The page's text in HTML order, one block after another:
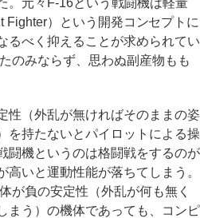
元々F-16という戦闘機は軽量
Fighter）という開発コンセプトに
るべく抑えることが求められてい
のみならず、思わぬ副産物もも
（外乱が無ければそのままの姿
を持たないとパイロットによる操
闘機というのは格闘戦をするのが
いと運動性能が落ちてしまう。
が負の安定性（外乱が何も無く
まう）の機体であっても、コンピ